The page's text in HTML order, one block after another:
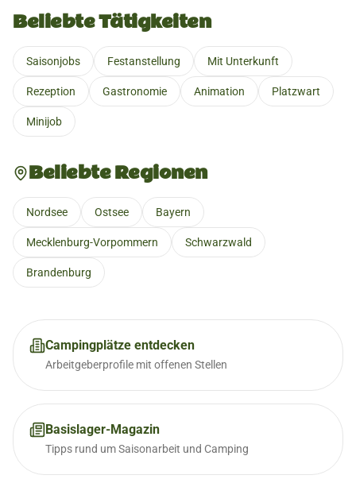
Beliebte Tätigkeiten
Saisonjobs Festanstellung Mit Unterkunft
Rezeption Gastronomie Animation Platzwart
Minijob
Beliebte Regionen
Nordsee Ostsee Bayern
Mecklenburg-Vorpommern Schwarzwald
Brandenburg
Campingplätze entdecken
Arbeitgeberprofile mit offenen Stellen
Basislager-Magazin
Tipps rund um Saisonarbeit und Camping